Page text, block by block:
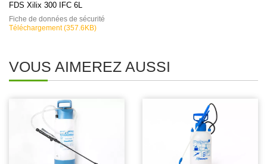
FDS Xilix 300 IFC 6L
Fiche de données de sécurité
Téléchargement (357.6KB)
VOUS AIMEREZ AUSSI